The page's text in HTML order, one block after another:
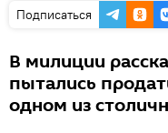
Подписаться
В милиции
пытались
одном из